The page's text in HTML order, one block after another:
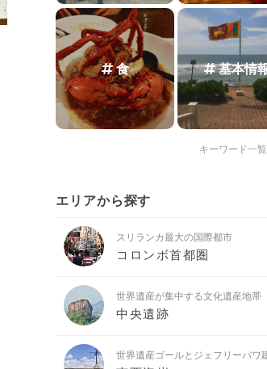
食 基本情
キーワード一
エリアから探す
スリランカ最大の国際都市
コロンボ首都圏
世界遺産が集中する文化遺産地帯
中央遺跡
世界遺産ゴールとジェフリーバワ